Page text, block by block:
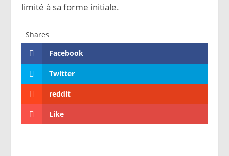
limité à sa forme initiale.
Shares
Facebook
Twitter
reddit
Like